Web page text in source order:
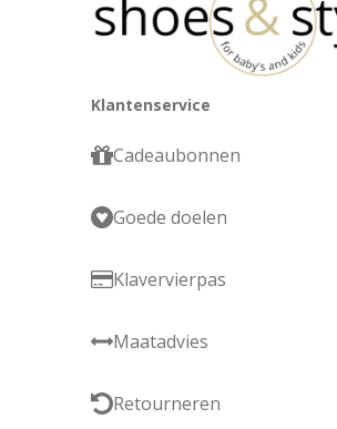
Klantenservice
Cadeaubonnen
Goede doelen
Klavervierpas
Maatadvies
Retourneren